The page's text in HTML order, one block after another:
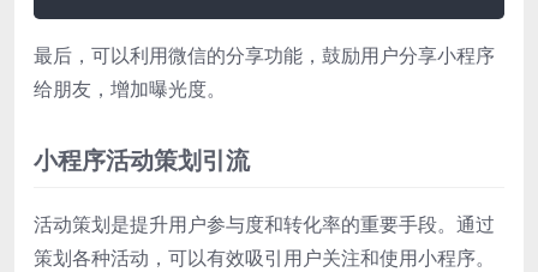
最后，可以利用微信的分享功能，鼓励用户分享小程序
给朋友，增加曝光度。
小程序活动策划引流
活动策划是提升用户参与度和转化率的重要手段。通过
策划各种活动，可以有效吸引用户关注和使用小程序。